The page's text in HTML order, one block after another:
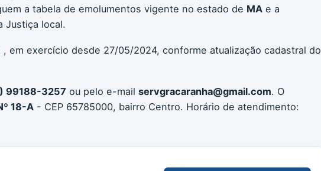
a tabela de emolumentos vigente no estado de MA e a
Justiça local.
, em exercício desde 27/05/2024, conforme atualização cadastral do
99188-3257 ou pelo e-mail servgracaranha@gmail.com. O
18-A - CEP 65785000, bairro Centro. Horário de atendimento: